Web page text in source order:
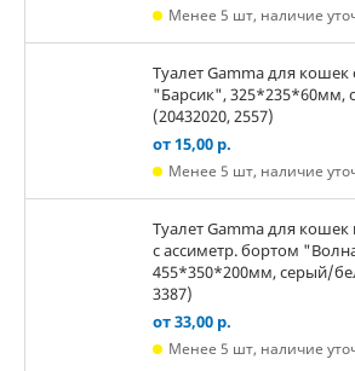
Менее 5 шт, наличие
Туалет Gamma для кошек
"Барсик", 325*235*60мм,
(20432020, 2557)
от 15,00 р.
Менее 5 шт, наличие
Туалет Gamma для
с ассиметр. бортом
455*350*200мм, серый/
3387)
от 33,00 р.
Менее 5 шт, наличие